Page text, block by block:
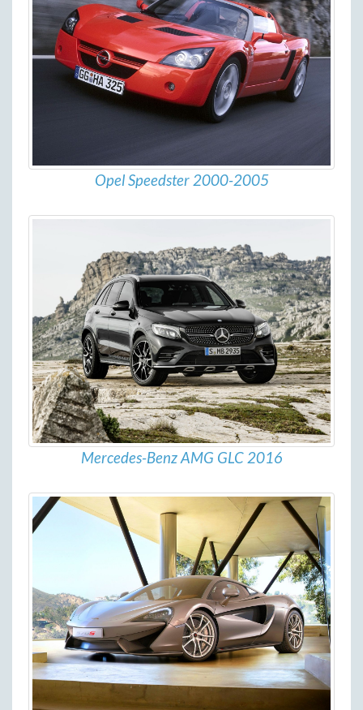
Opel Speedster 2000-2005
Mercedes-Benz AMG GLC 2016